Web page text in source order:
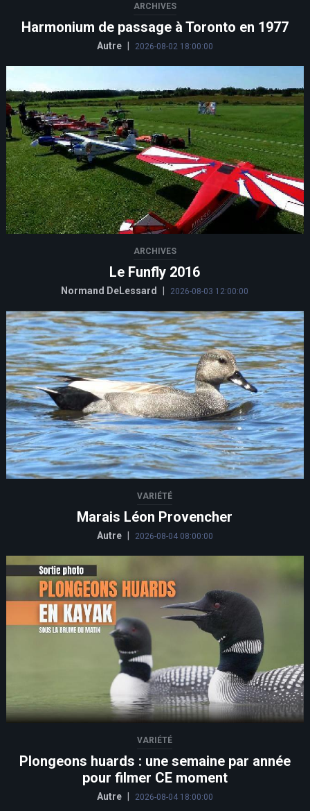
ARCHIVES
Harmonium de passage à Toronto en 1977
Autre 2026-08-02 18:00:00
ARCHIVES
Le Funfly 2016
Normand DeLessard 2026-08-03 12:00:00
VARIÉTÉ
Marais Léon Provencher
Autre | 2026-08-04 08:00:00
VARIÉTÉ
Plongeons huards : une semaine par année
pour filmer CE moment
Autre 2026-08-04 18:00:00